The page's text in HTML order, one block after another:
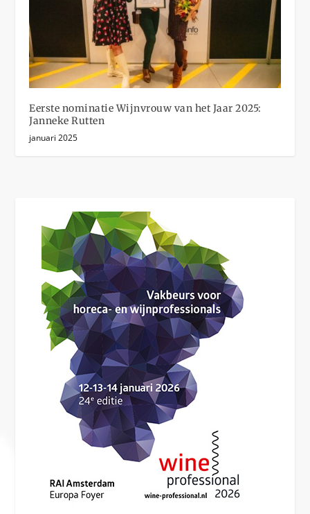
Eerste nominatie Wijnvrouw van het Jaar 2025:
Janneke Rutten
januari 2025